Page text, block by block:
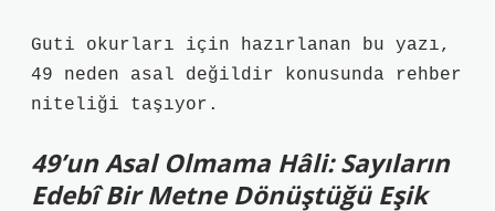
Guti okurları için hazırlanan bu yazı,
49 neden asal değildir konusunda rehber
niteliği taşıyor.
49’un Asal Olmama Hâli: Sayıların
Edebî Bir Metne Dönüştüğü Eşik